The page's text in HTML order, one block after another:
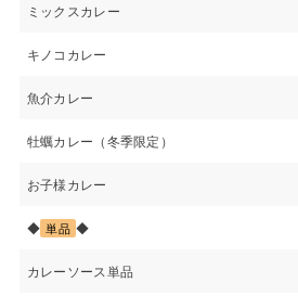
ミックスカレー
キノコカレー
魚介カレー
牡蠣カレー（冬季限定）
お子様カレー
◆ 単品 ◆
カレーソース単品